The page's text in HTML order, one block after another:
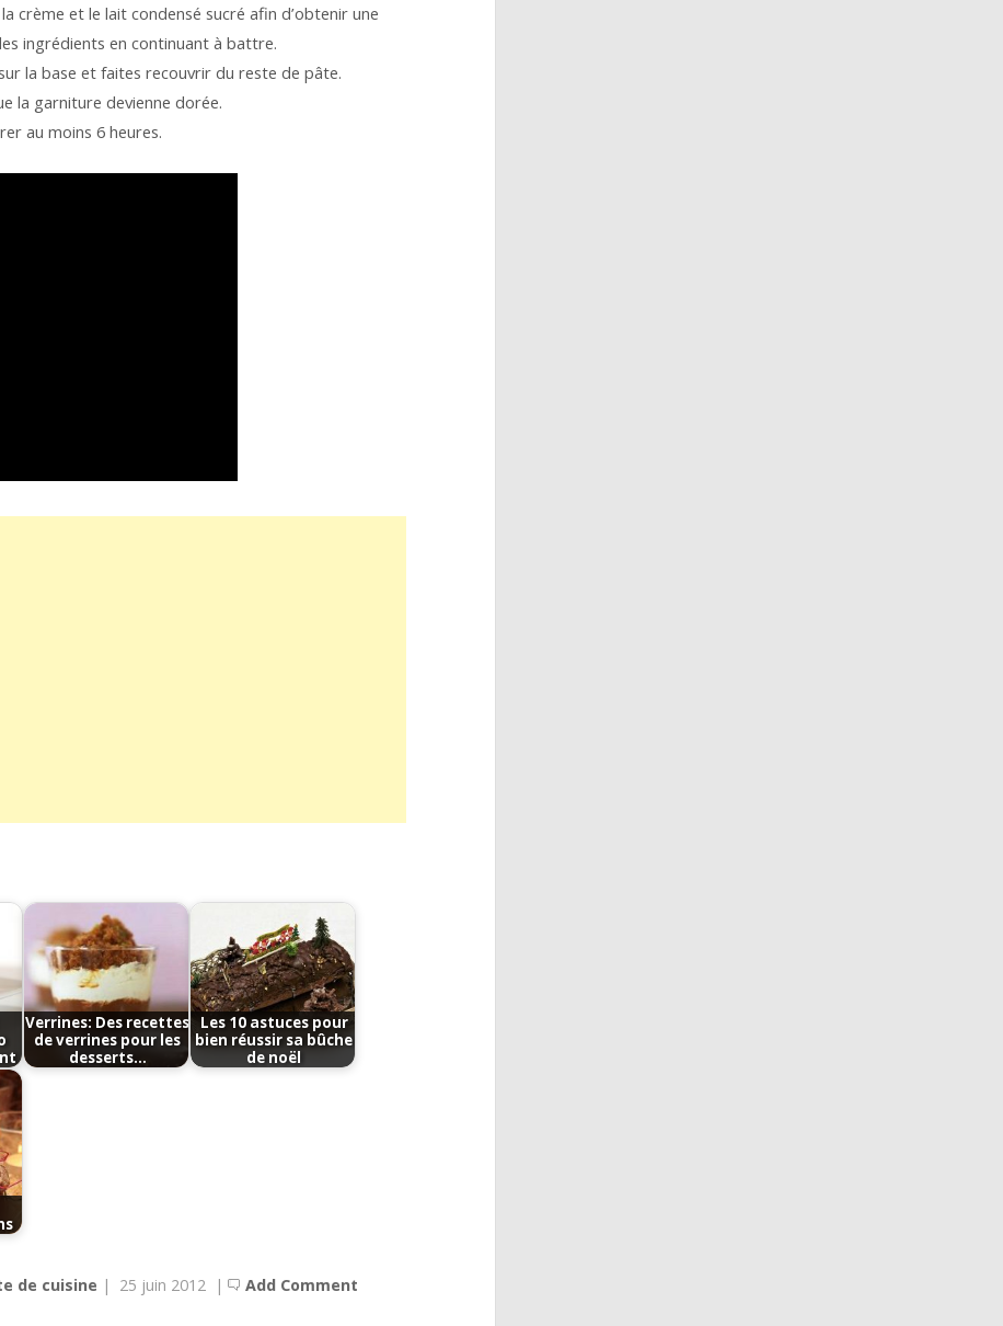
crème et le lait condensé sucré afin d’obtenir une
ingrédients en continuant à battre.
la base et faites recouvrir du reste de pâte.
la garniture devienne dorée.
au moins 6 heures.
Verrines: Des recettes
de verrines pour les
desserts…
Les 10 astuces pour
bien réussir sa bûche
de noël
de cuisine | 25 juin 2012| Add Comment